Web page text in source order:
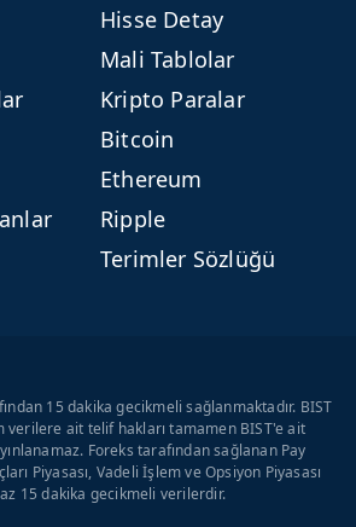
Hisse Detay
Mali Tablolar
Kripto Paralar
Bitcoin
Ethereum
Ripple
Terimler Sözlüğü
15 dakika gecikmeli sağlanmaktadır. BIST
verilere ait telif hakları tamamen BIST'e ait
Foreks tarafından sağlanan Pay
Piyasası, Vadeli İşlem ve Opsiyon Piyasası
15 dakika gecikmeli verilerdir.